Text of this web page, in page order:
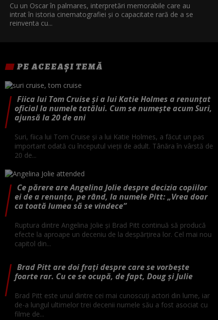
Cu un Oscar în palmares, interpretări memorabile care au
intrat în istoria cinematografiei și o capacitate rară de a se
reinventa cu...
PE ACEEAȘI TEMĂ
Fiica lui Tom Cruise și a lui Katie Holmes a renunțat
oficial la numele tatălui. Cum se numește acum Suri,
ajunsă la 20 de ani
Suri, fiica lui Tom Cruise și a lui Katie Holmes, a făcut un pas
important odată cu începutul vieții de adult. Tânăra în vârstă de
20 de...
Ce părere are Angelina Jolie despre decizia copiilor
ei de a renunța, pe rând, la numele Pitt: „Vrea doar
ca toată lumea să se vindece”
Ruptura dintre Angelina Jolie și Brad Pitt continuă să producă
efecte la aproape un deceniu de la despărțirea lor. Cel mai nou
capitol din...
Brad Pitt are doi frați despre care se vorbește
foarte rar. Cu ce se ocupă, de fapt, Doug și Julie
Brad Pitt este unul dintre cei mai cunoscuți actori din lume, iar
de-a lungul ultimelor trei decenii numele său a fost asociat cu
filme de...